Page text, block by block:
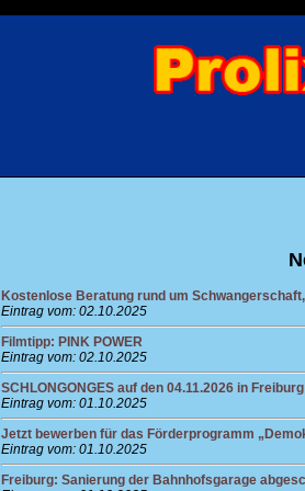
Kostenlose Beratung rund um
Eintrag vom: 02.10.2025
Filmtipp: PINK POWER
Eintrag vom: 02.10.2025
SCHLONGONGES auf den 04.11.2026 in
Eintrag vom: 01.10.2025
Jetzt bewerben für das Förderprogramm
Eintrag vom: 01.10.2025
Freiburg: Sanierung der Bahnhofsgarage